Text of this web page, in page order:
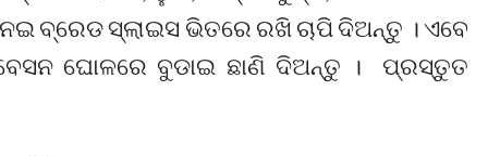
ବ୍ରେଡ ସ୍ଲାଇସ ଭିତରେ ରଖି ଚାପି ଦିଅନ୍ତୁ । ଏବେ
ଘୋଳରେ ବୁଡାଇ ଛାଣି ଦିଅନ୍ତୁ । ପ୍ରସ୍ତୁତ